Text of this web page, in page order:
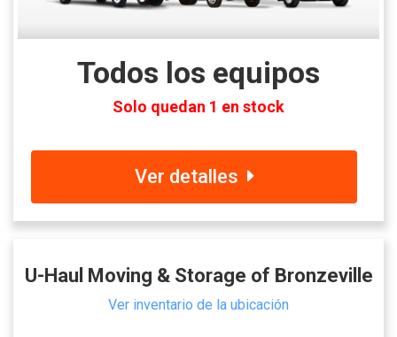
Todos los equipos
Solo quedan 1 en stock
Ver detalles
U-Haul Moving & Storage of Bronzeville
Ver inventario de la ubicación